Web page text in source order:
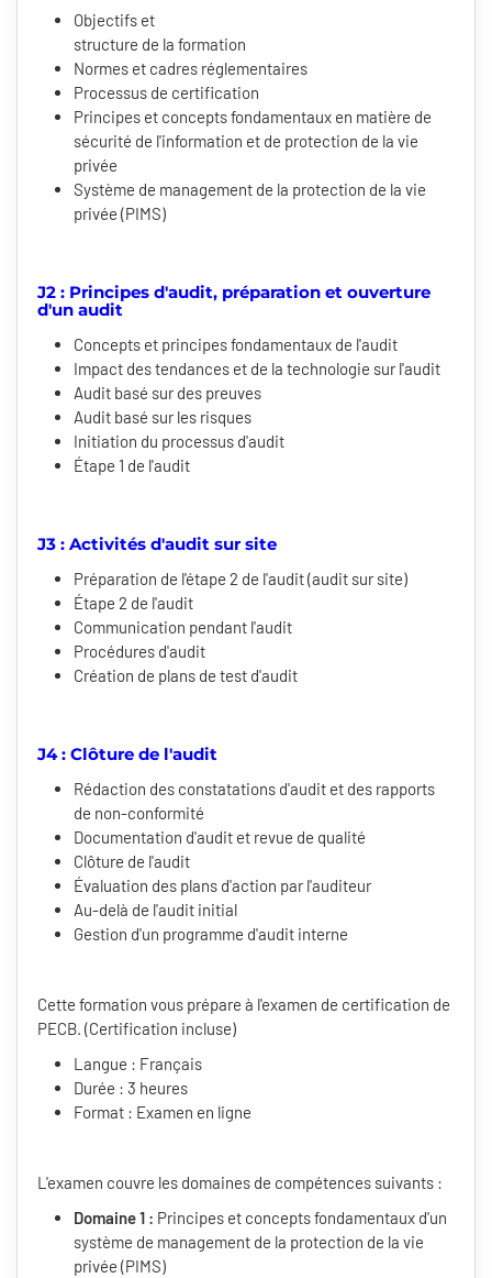
Objectifs et
structure de la formation
Normes et cadres réglementaires
Processus de certification
Principes et concepts fondamentaux en matière de
sécurité de l'information et de protection de la vie
privée
Système de management de la protection de la vie
privée (PIMS)
J2 : Principes d'audit, préparation et ouverture
d'un audit
Concepts et principes fondamentaux de l'audit
Impact des tendances et de la technologie sur l'audit
Audit basé sur des preuves
Audit basé sur les risques
Initiation du processus d'audit
Étape 1 de l'audit
J3 : Activités d'audit sur site
Préparation de l'étape 2 de l'audit (audit sur site)
Étape 2 de l'audit
Communication pendant l'audit
Procédures d'audit
Création de plans de test d'audit
J4 : Clôture de l'audit
Rédaction des constatations d'audit et des rapports
de non-conformité
Documentation d'audit et revue de qualité
Clôture de l'audit
Évaluation des plans d'action par l'auditeur
Au-delà de l'audit initial
Gestion d'un programme d'audit interne
Cette formation vous prépare à l'examen de certification de
PECB. (Certification incluse)
Langue : Français
Durée : 3 heures
Format : Examen en ligne
L'examen couvre les domaines de compétences suivants :
Domaine 1 : Principes et concepts fondamentaux d'un
système de management de la protection de la vie
privée (PIMS)